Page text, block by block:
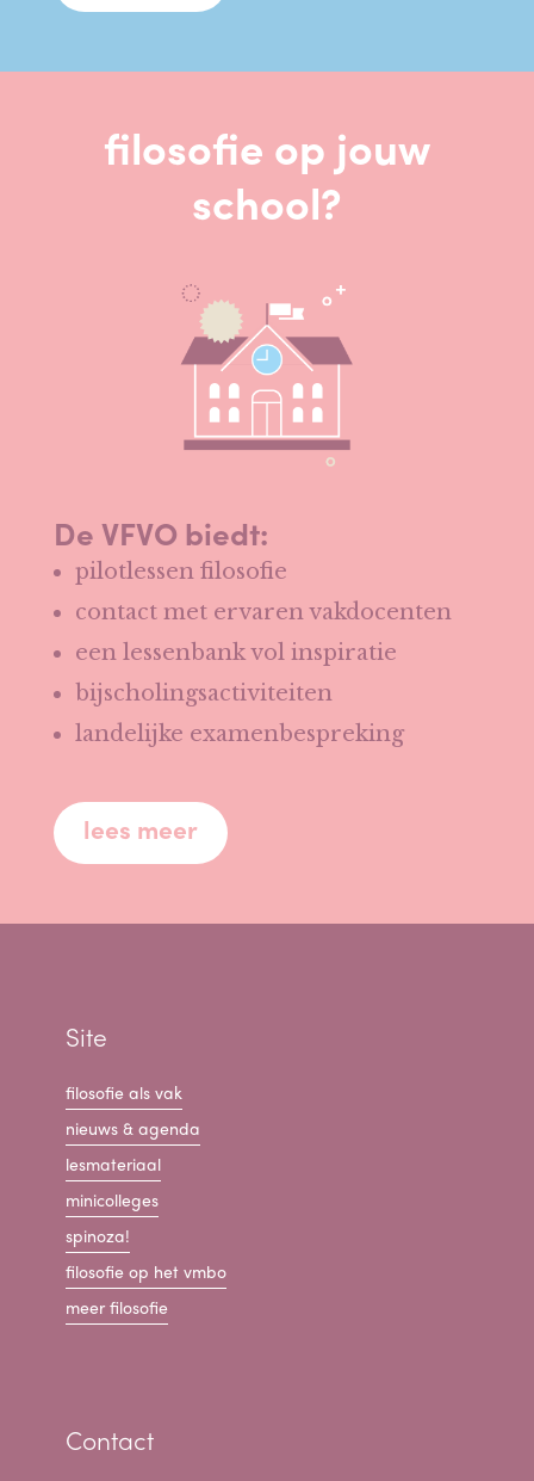
filosofie op jouw
school?
De VFVO biedt:
pilotlessen filosofie
contact met ervaren vakdocenten
een lessenbank vol inspiratie
bijscholingsactiviteiten
landelijke examenbespreking
lees meer
Site
filosofie als vak
nieuws & agenda
lesmateriaal
minicolleges
spinoza!
filosofie op het vmbo
meer filosofie
Contact